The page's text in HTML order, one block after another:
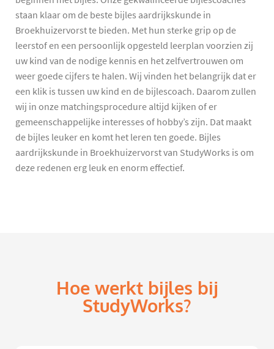
staan klaar om de beste bijles aardrijkskunde in
Broekhuizervorst te bieden. Met hun sterke grip op de
leerstof en een persoonlijk opgesteld leerplan voorzien zij
uw kind van de nodige kennis en het zelfvertrouwen om
weer goede cijfers te halen. Wij vinden het belangrijk dat er
een klik is tussen uw kind en de bijlescoach. Daarom zullen
wij in onze matchingsprocedure altijd kijken of er
gemeenschappelijke interesses of hobby’s zijn. Dat maakt
de bijles leuker en komt het leren ten goede. Bijles
aardrijkskunde in Broekhuizervorst van StudyWorks is om
deze redenen erg leuk en enorm effectief.
Hoe werkt bijles bij
StudyWorks?